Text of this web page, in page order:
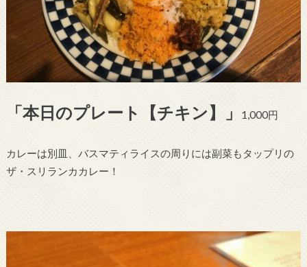
「本日のプレート【チキン】」 1,000円
カレーは別皿、バスマティライスの周りには副菜もタップリの
ザ・スリランカカレー！